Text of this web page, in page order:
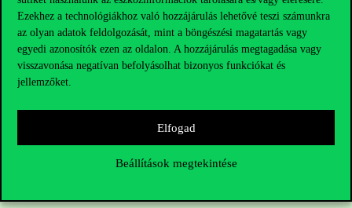
Ezekhez a technológiákhoz való hozzájárulás lehetővé teszi számunkra
az olyan adatok feldolgozását, mint a böngészési magatartás vagy
egyedi azonosítók ezen az oldalon. A hozzájárulás megtagadása vagy
visszavonása negatívan befolyásolhat bizonyos funkciókat és
jellemzőket.
Elfogad
Beállítások megtekintése